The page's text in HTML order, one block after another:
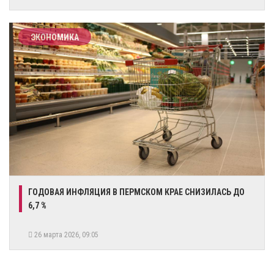
ЭКОНОМИКА
ГОДОВАЯ ИНФЛЯЦИЯ В ПЕРМСКОМ КРАЕ СНИЗИЛАСЬ ДО
6,7 %
26 марта 2026, 09:05